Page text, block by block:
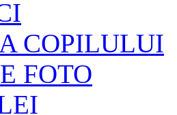
COPILULUI
FOTO